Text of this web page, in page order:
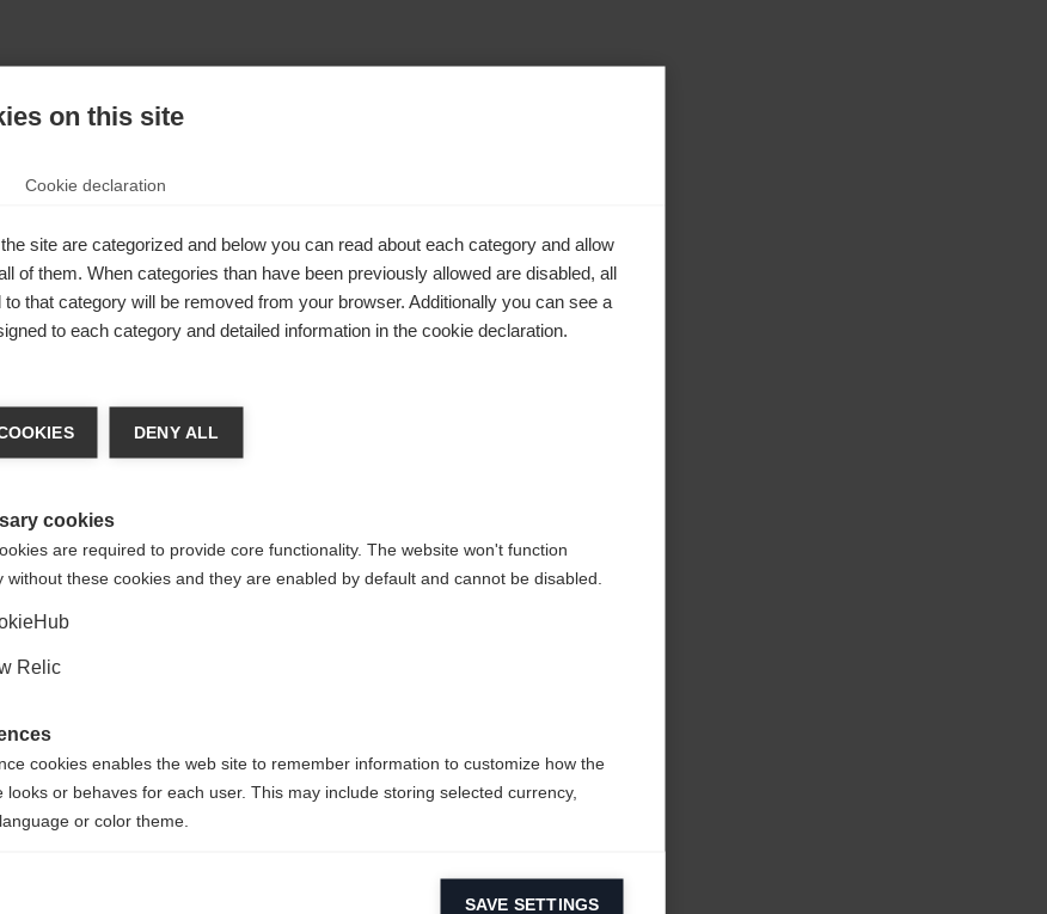
de langue
(English)
Oui, je souhaite être redirigé(e)
on this site
Cookie declaration
site are categorized and below you can read about each category and allow
of them. When categories than have been previously allowed are disabled, all
that category will be removed from your browser. Additionally you can see a
to each category and detailed information in the cookie declaration.
DENY ALL
cookies
are required to provide core functionality. The website won't function
without these cookies and they are enabled by default and cannot be disabled.
Relic
cookies enables the web site to remember information to customize how the
looks or behaves for each user. This may include storing selected currency,
or color theme.
cookies help us improve our website by collecting and reporting information on
SAVE SETTINGS